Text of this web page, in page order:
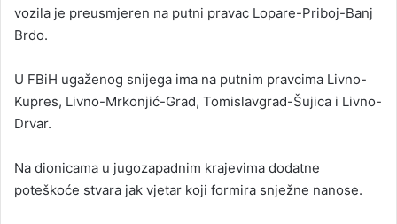
vozila je preusmjeren na putni pravac Lopare-Priboj-Banj
Brdo.
U FBiH ugaženog snijega ima na putnim pravcima Livno-
Kupres, Livno-Mrkonjić-Grad, Tomislavgrad-Šujica i Livno-
Drvar.
Na dionicama u jugozapadnim krajevima dodatne
poteškoće stvara jak vjetar koji formira snježne nanose.